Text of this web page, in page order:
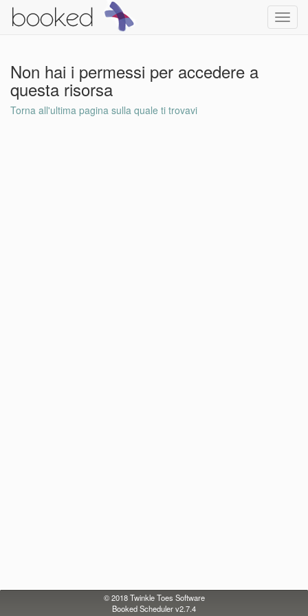
Non hai i permessi per accedere a
questa risorsa
Torna all'ultima pagina sulla quale ti trovavi
© 2018Twinkle Toes Software
Booked Scheduler v2.7.4